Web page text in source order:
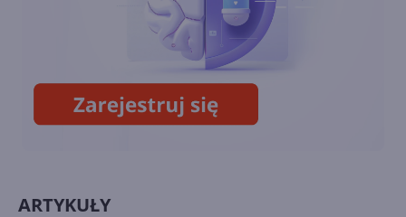
Podsumowanie roku 2024 w
Microsoft Edge. Sprawdź
statystyki!
ARTYKUŁY